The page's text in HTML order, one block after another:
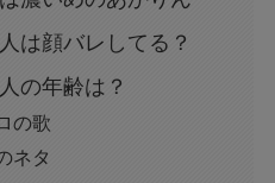
は顔バレしてる？
の年齢は？
の歌
ネタ